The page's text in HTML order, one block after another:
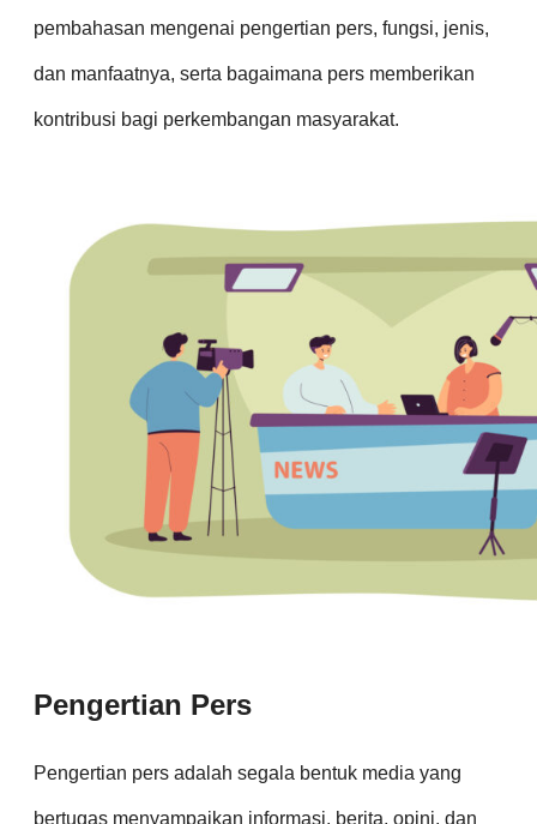
pembahasan mengenai pengertian pers, fungsi, jenis,
dan manfaatnya, serta bagaimana pers memberikan
kontribusi bagi perkembangan masyarakat.
Pengertian Pers
Pengertian pers adalah segala bentuk media yang
bertugas menyampaikan informasi, berita, opini, dan